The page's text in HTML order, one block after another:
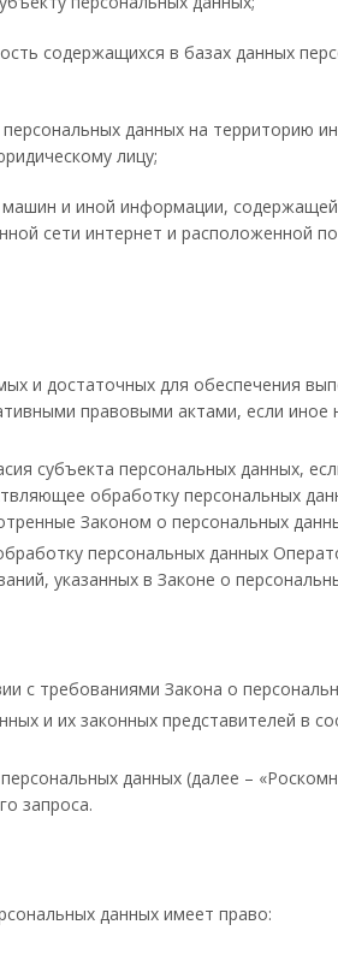
содержащихся в базах данных
данных на территорию
лицу;
и иной информации,
сети интернет и расположенной
и достаточных для обеспечения
правовыми актами, если
субъекта персональных данных,
обработку персональных
Законом о персональных
персональных данных
указанных в Законе о
с требованиями Закона о
и их законных представителей в
данных (далее –
запроса.
данных имеет право: